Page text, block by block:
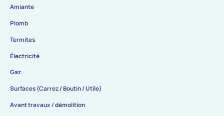
Amiante
Plomb
Termites
Électricité
Gaz
Surfaces (Carrez / Boutin / Utile)
Avant travaux / démolition